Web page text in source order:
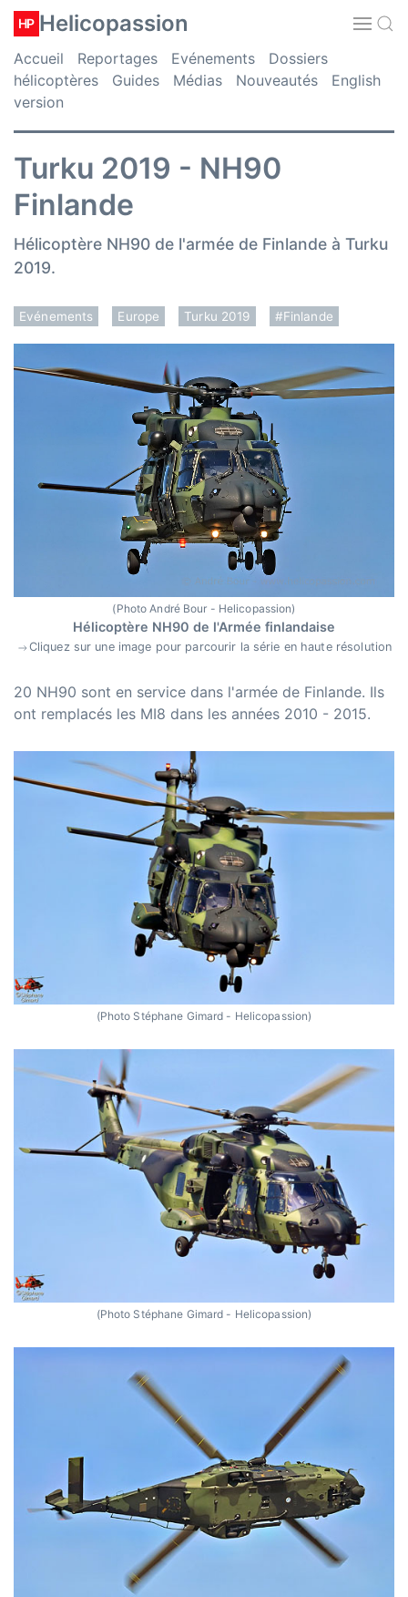
HP Helicopassion
Accueil Reportages Evénements
Dossiers
hélicoptères
Guides Médias Nouveautés
English
version
Turku 2019 - NH90
Finlande
Hélicoptère NH90 de l'armée de Finlande à Turku
2019.
Evénements Europe Turku 2019 #Finlande
(Photo André Bour - Helicopassion)
Hélicoptère NH90 de l'Armée finlandaise
Cliquez sur une image pour parcourir la série en haute résolution
20 NH90 sont en service dans l'armée de Finlande. Ils
ont remplacés les MI8 dans les années 2010 - 2015.
(Photo Stéphane Gimard - Helicopassion)
(Photo Stéphane Gimard - Helicopassion)